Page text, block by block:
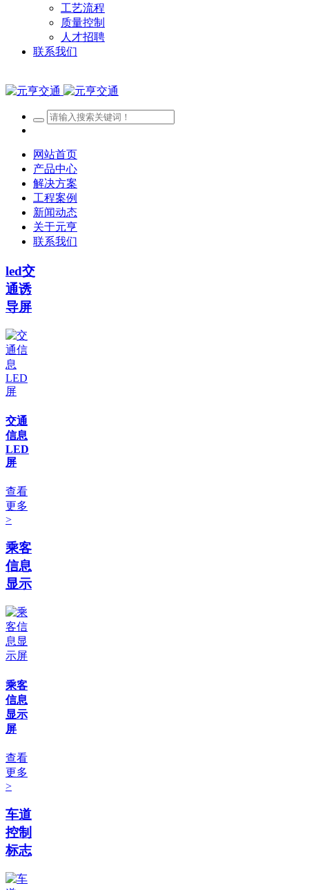
工艺流程
质量控制
人才招聘
联系我们
网站首页
产品中心
解决方案
工程案例
新闻动态
关于元亨
联系我们
led交
通诱
导屏
交通
信息
LED
屏
查看
更多
>
乘客
信息
显示
乘客
信息
显示
屏
查看
更多
>
车道
控制
标志